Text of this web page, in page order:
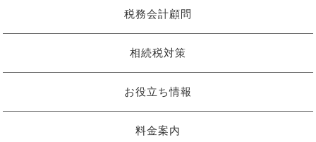
税務会計顧問
相続税対策
お役立ち情報
料金案内